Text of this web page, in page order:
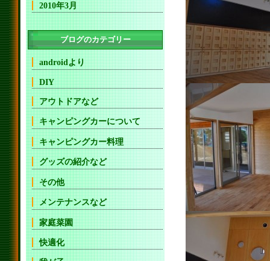
2010年3月
ブログのカテゴリー
androidより
DIY
アウトドアなど
キャンピングカーについて
キャンピングカー料理
グッズの紹介など
その他
メンテナンスなど
家庭菜園
快適化